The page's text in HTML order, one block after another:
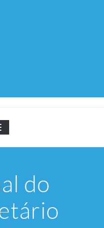
NAVIGATION
do